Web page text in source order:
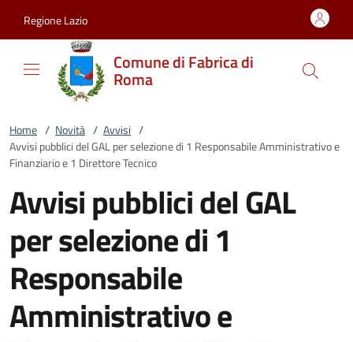
Regione Lazio
Comune di Fabrica di
Roma
Home / Novità / Avvisi /
Avvisi pubblici del GAL per selezione di 1 Responsabile Amministrativo e
Finanziario e 1 Direttore Tecnico
Avvisi pubblici del GAL
per selezione di 1
Responsabile
Amministrativo e